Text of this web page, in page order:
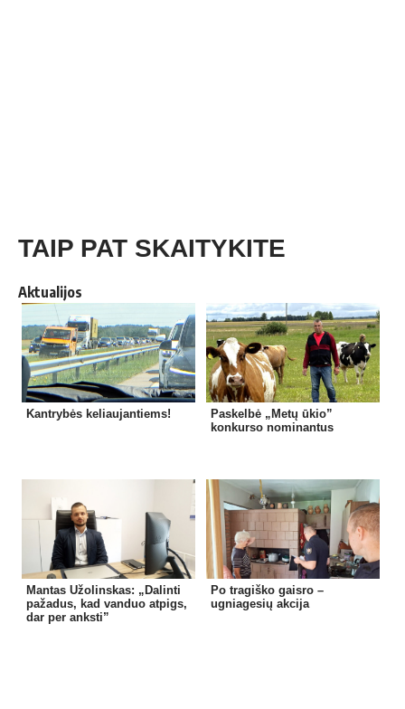
TAIP PAT SKAITYKITE
Aktualijos
Kantrybės keliaujantiems!
Paskelbė „Metų ūkio”
konkurso nominantus
Mantas Užolinskas: „Dalinti
pažadus, kad vanduo atpigs,
dar per anksti”
Po tragiško gaisro –
ugniagesių akcija